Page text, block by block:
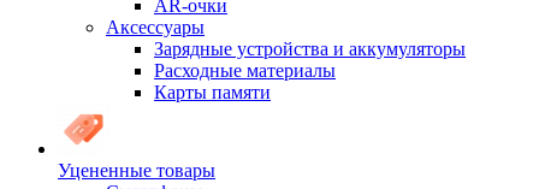
AR-очки
Аксессуары
Зарядные устройства и аккумуляторы
Расходные материалы
Карты памяти
Уцененные товары